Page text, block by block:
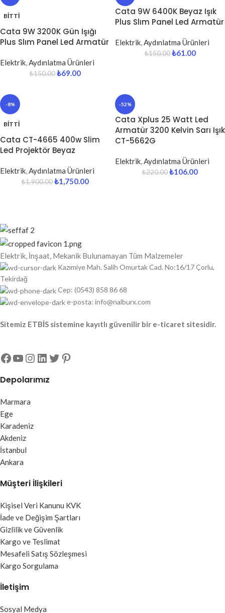
BITTI
Cata 9W 3200K Gün Işığı
Plus Slım Panel Led Armatür
Elektrik,Aydınlatma Ürünleri
₺150.00 ₺69.00
Cata 9W 6400K Beyaz Işık
Plus Slım Panel Led Armatür
Elektrik,Aydınlatma Ürünleri
₺150.00 ₺61.00
-8%
BITTI
Cata CT-4665 400w Slim
Led Projektör Beyaz
Elektrik,Aydınlatma Ürünleri
₺1,900.00 ₺1,750.00
-52%
Cata Xplus 25 Watt Led
Armatür 3200 Kelvin Sarı Işık
CT-5662G
Elektrik,Aydınlatma Ürünleri
₺220.00₺106.00
Elektrik, İnşaat, Mekanik Bulunamayan Tüm Malzemeler
Kazımiye Mah. Salih Omurtak Cad. No:16/17 Çorlu,
Tekirdağ
Cep: (0543) 858 86 68
e-posta: info@nalburx.com
Sitemiz ETBİS sistemine kayıtlı güvenilir bir e-ticaret sitesidir.
Depolarımız
Marmara
Ege
Karadeniz
Akdeniz
İstanbul
Ankara
Müşteri İlişkileri
Kişisel Veri Kanunu KVK
İade ve Değişim Şartları
Gizlilik ve Güvenlik
Kargo ve Teslimat
Mesafeli Satış Sözleşmesi
Kargo Sorgulama
İletişim
Sosyal Medya